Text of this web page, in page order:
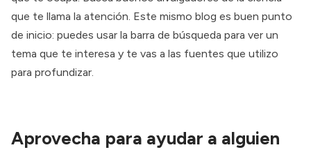
que te llama la atención. Este mismo blog es buen punto
de inicio: puedes usar la barra de búsqueda para ver un
tema que te interesa y te vas a las fuentes que utilizo
para profundizar.
Aprovecha para ayudar a alguien